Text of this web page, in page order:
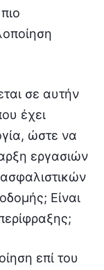
σε αυτήν
έχει
ώστε να
εργασιών
Είναι
επί του